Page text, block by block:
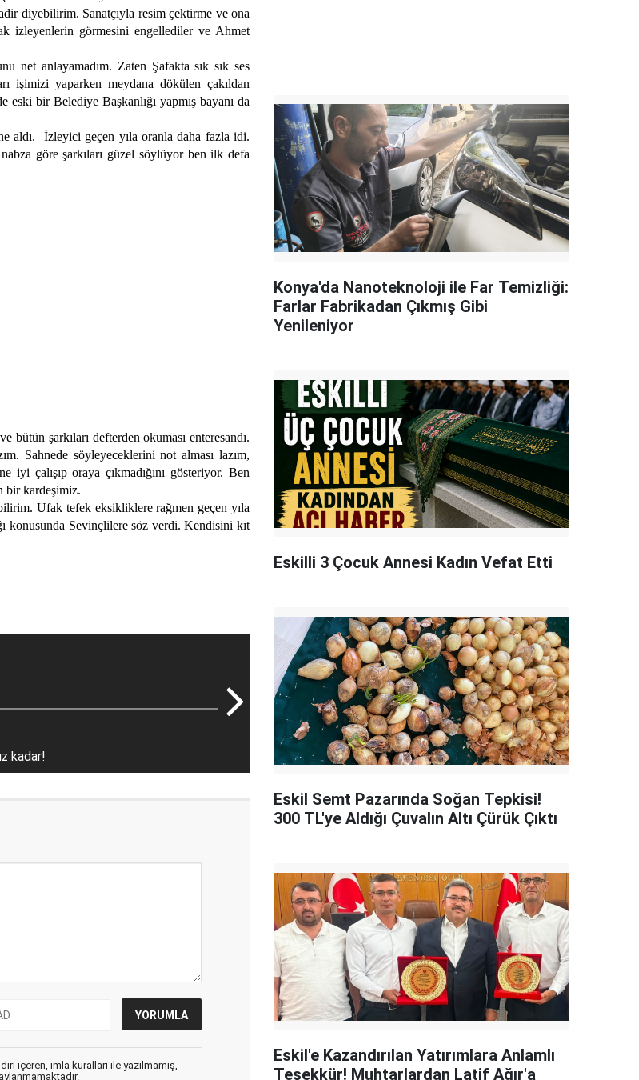
diyebilirim. Sanatçıyla resim çektirme ve ona
izleyenlerin görmesini engellediler ve Ahmet
net anlayamadım. Zaten Şafakta sık sık ses
işimizi yaparken meydana dökülen çakıldan
eski bir Belediye Başkanlığı yapmış bayanı da
İzleyici geçen yıla oranla daha fazla idi.
göre şarkıları güzel söylüyor ben ilk defa
şarkıları defterden okuması enteresandı.
Sahnede söyleyeceklerini not alması lazım,
çalışıp oraya çıkmadığını gösteriyor. Ben
bir kardeşimiz.
Ufak tefek eksikliklere rağmen geçen yıla
konusunda Sevinçlilere söz verdi. Kendisini kıt
kadar!
içeren, imla kuralları ile yazılmamış,
Konya'da Nanoteknoloji ile Far Temizliği:
Farlar Fabrikadan Çıkmış Gibi
Yenileniyor
Eskilli 3 Çocuk Annesi Kadın Vefat Etti
Eskil Semt Pazarında Soğan Tepkisi!
300 TL'ye Aldığı Çuvalın Altı Çürük Çıktı
Eskil'e Kazandırılan Yatırımlara Anlamlı
Teşekkür! Muhtarlardan Latif Ağır'a